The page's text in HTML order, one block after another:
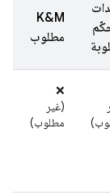
K&M
مطلوب
‫❌
(غير
مطلوب)